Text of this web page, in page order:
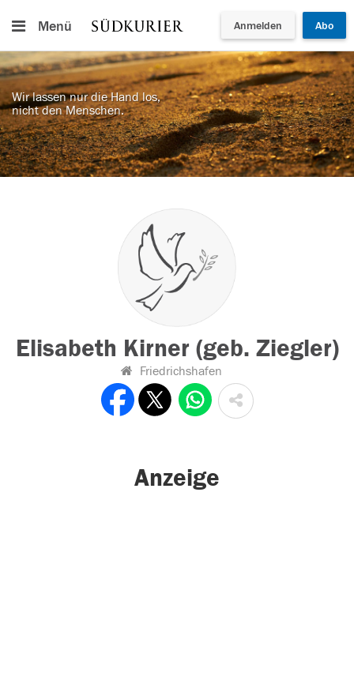
Menü Anmelden Abo
Wir lassen nur die Hand los,
nicht den Menschen.
Elisabeth Kirner (geb. Ziegler)
Friedrichshafen
Anzeige